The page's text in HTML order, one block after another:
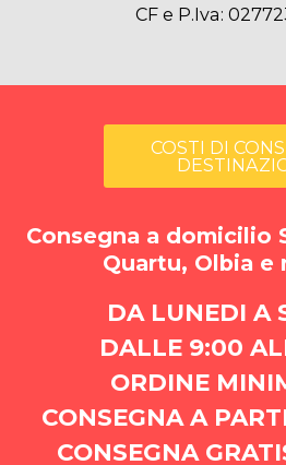
CF e P.Iva:
COSTI DI
Consegna a domicilio
Quartu, Olbia e
DA LUNEDI A
DALLE 9:00
ORDINE
CONSEGNA A
CONSEGNA